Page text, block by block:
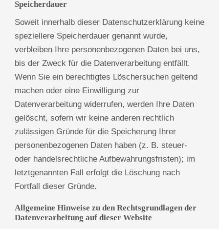
Speicherdauer
Soweit innerhalb dieser Datenschutzerklärung keine
speziellere Speicherdauer genannt wurde,
verbleiben Ihre personenbezogenen Daten bei uns,
bis der Zweck für die Datenverarbeitung entfällt.
Wenn Sie ein berechtigtes Löschersuchen geltend
machen oder eine Einwilligung zur
Datenverarbeitung widerrufen, werden Ihre Daten
gelöscht, sofern wir keine anderen rechtlich
zulässigen Gründe für die Speicherung Ihrer
personenbezogenen Daten haben (z. B. steuer-
oder handelsrechtliche Aufbewahrungsfristen); im
letztgenannten Fall erfolgt die Löschung nach
Fortfall dieser Gründe.
Allgemeine Hinweise zu den Rechtsgrundlagen der
Datenverarbeitung auf dieser Website